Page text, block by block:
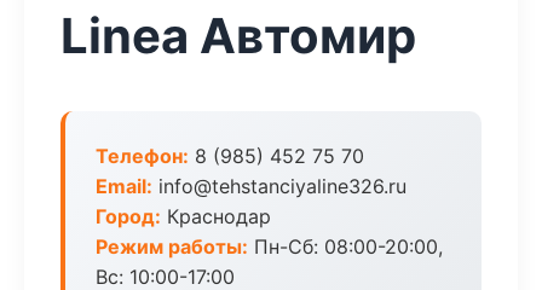
Linea Автомир
Телефон: 8 (985) 452 75 70
Email: info@tehstanciyaline326.ru
Город: Краснодар
Режим работы: Пн-Сб: 08:00-20:00,
Вс: 10:00-17:00